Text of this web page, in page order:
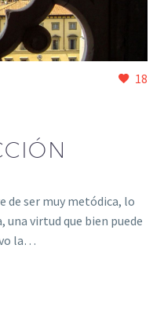
18
de ser muy metódica, lo
una virtud que bien puede
la…